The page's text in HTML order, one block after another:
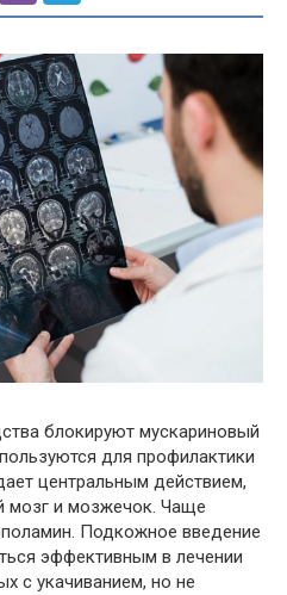
блокируют мускариновый
для профилактики
центральным действием,
мозг и мозжечок. Чаще
Подкожное введение
эффективным в лечении
с укачиванием, но не